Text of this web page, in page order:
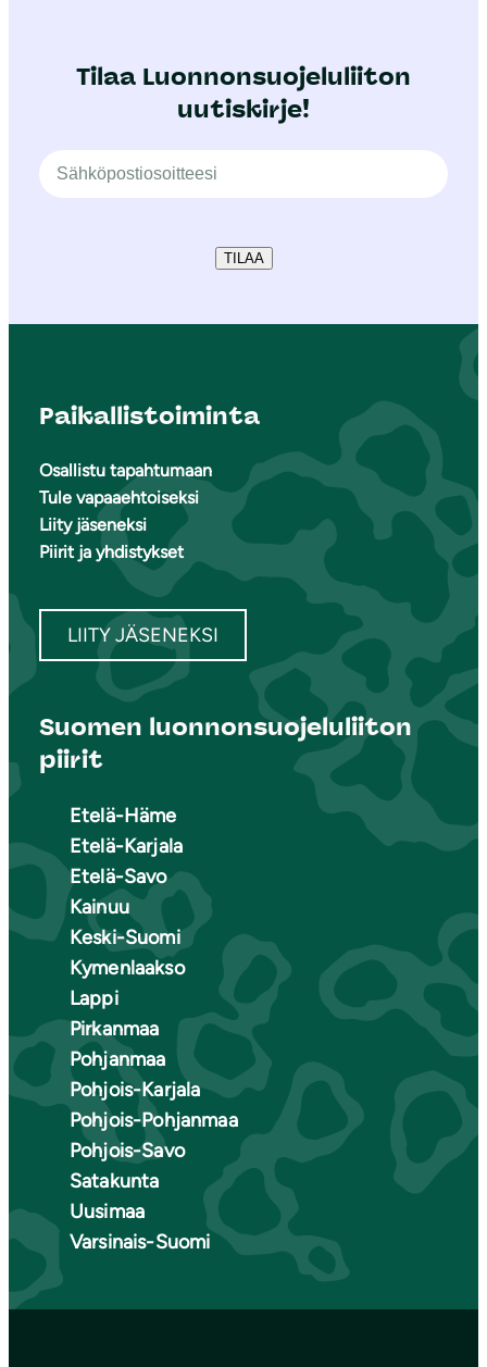
Tilaa Luonnonsuojeluliiton
uutiskirje!
TILAA
Paikallistoiminta
Osallistu tapahtumaan
Tule vapaaehtoiseksi
Liity jäseneksi
Piirit ja yhdistykset
LIITY JÄSENEKSI
Suomen luonnonsuojeluliiton
piirit
Etelä-Häme
Etelä-Karjala
Etelä-Savo
Kainuu
Keski-Suomi
Kymenlaakso
Lappi
Pirkanmaa
Pohjanmaa
Pohjois-Karjala
Pohjois-Pohjanmaa
Pohjois-Savo
Satakunta
Uusimaa
Varsinais-Suomi